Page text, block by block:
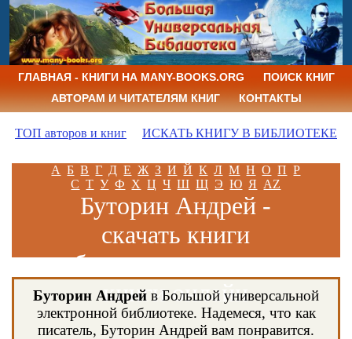
ГЛАВНАЯ - КНИГИ НА MANY-BOOKS.ORG
ПОИСК КНИГ
АВТОРАМ И ЧИТАТЕЛЯМ КНИГ
КОНТАКТЫ
ТОП авторов и книг ИСКАТЬ КНИГУ В БИБЛИОТЕКЕ
А Б В Г Д Е Ж З И Й К Л М Н О П Р
С Т У Ф Х Ц Ч Ш Щ Э Ю Я AZ
Буторин Андрей -
скачать книги
бесплатно и читать
книги онлайн
Буторин Андрей в Большой универсальной
электронной библиотеке. Надемеся, что как
писатель, Буторин Андрей вам понравится.